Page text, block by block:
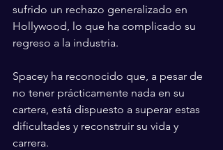
sufrido un rechazo generalizado en
Hollywood, lo que ha complicado su
regreso a la industria.
Spacey ha reconocido que, a pesar de
no tener prácticamente nada en su
cartera, está dispuesto a superar estas
dificultades y reconstruir su vida y
carrera.